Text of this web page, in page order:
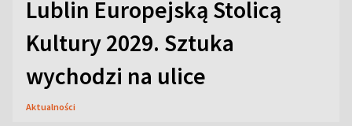
Lublin Europejską Stolicą
Kultury 2029. Sztuka
wychodzi na ulice
Aktualności